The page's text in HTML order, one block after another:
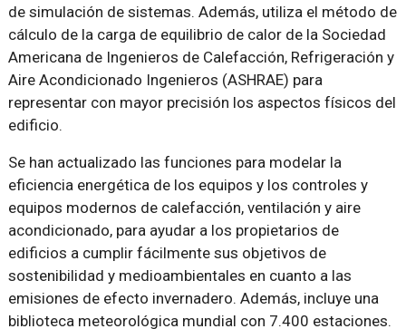
de simulación de sistemas. Además, utiliza el método de
cálculo de la carga de equilibrio de calor de la Sociedad
Americana de Ingenieros de Calefacción, Refrigeración y
Aire Acondicionado Ingenieros (ASHRAE) para
representar con mayor precisión los aspectos físicos del
edificio.
Se han actualizado las funciones para modelar la
eficiencia energética de los equipos y los controles y
equipos modernos de calefacción, ventilación y aire
acondicionado, para ayudar a los propietarios de
edificios a cumplir fácilmente sus objetivos de
sostenibilidad y medioambientales en cuanto a las
emisiones de efecto invernadero. Además, incluye una
biblioteca meteorológica mundial con 7.400 estaciones.